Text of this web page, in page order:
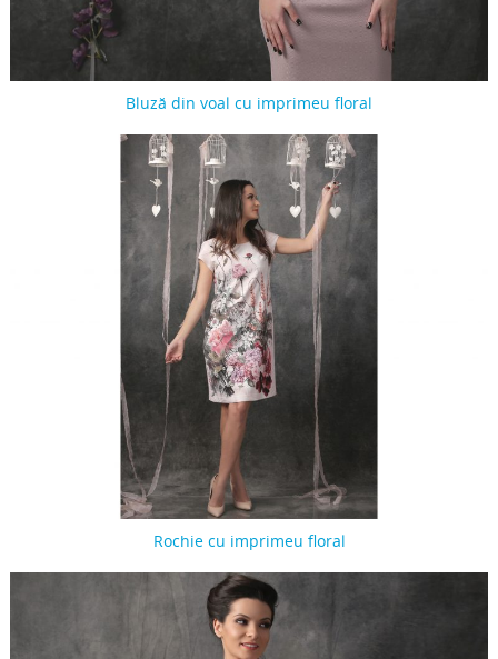
Bluză din voal cu imprimeu floral
Rochie cu imprimeu floral